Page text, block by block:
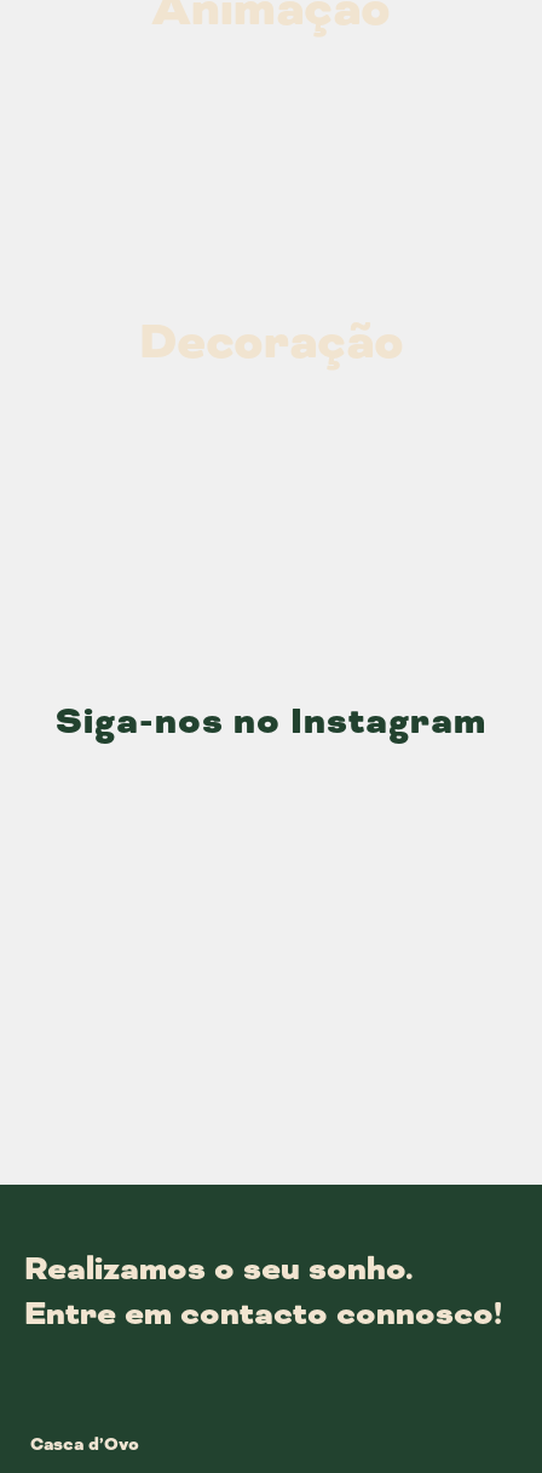
Decoração
Siga-nos no Instagram
Realizamos o seu sonho.
Entre em contacto connosco!
Casca d’Ovo